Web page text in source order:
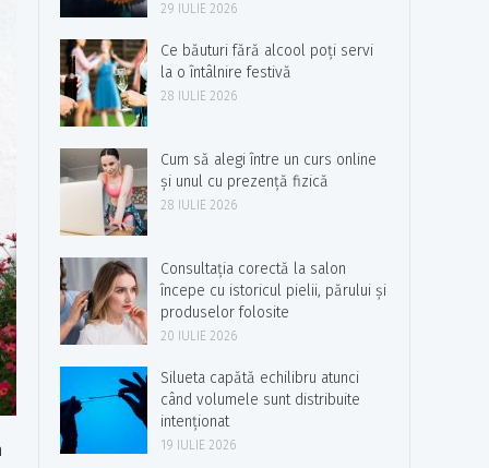
29 IULIE 2026
Ce băuturi fără alcool poți servi
la o întâlnire festivă
28 IULIE 2026
Cum să alegi între un curs online
și unul cu prezență fizică
28 IULIE 2026
Consultația corectă la salon
începe cu istoricul pielii, părului și
produselor folosite
20 IULIE 2026
Silueta capătă echilibru atunci
când volumele sunt distribuite
intenționat
19 IULIE 2026